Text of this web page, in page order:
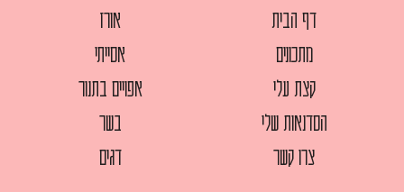
דף הבית
מתכונים
קצת עלי
הסדנאות שלי
צרו קשר
אורז
אסייתי
אפויים בתנור
בשר
דגים